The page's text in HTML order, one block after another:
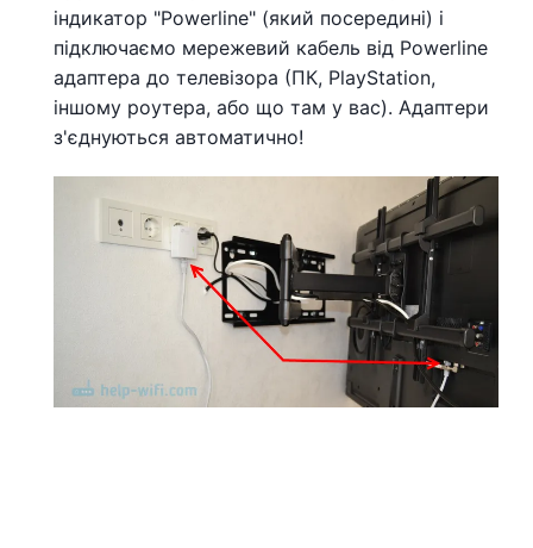
індикатор "Powerline" (який посередині) і
підключаємо мережевий кабель від Powerline
адаптера до телевізора (ПК, PlayStation,
іншому роутера, або що там у вас). Адаптери
з'єднуються автоматично!